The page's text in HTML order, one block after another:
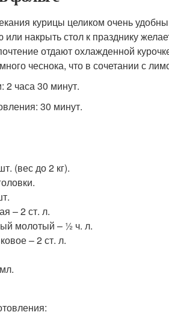
курицы целиком очень
или накрыть стол к празднику
отдают охлажденной
чеснока, что в сочетании с
2 часа 30 минут.
30 минут.
(вес до 2 кг).
– 2 ст. л.
молотый – ½ ч. л.
– 2 ст. л.